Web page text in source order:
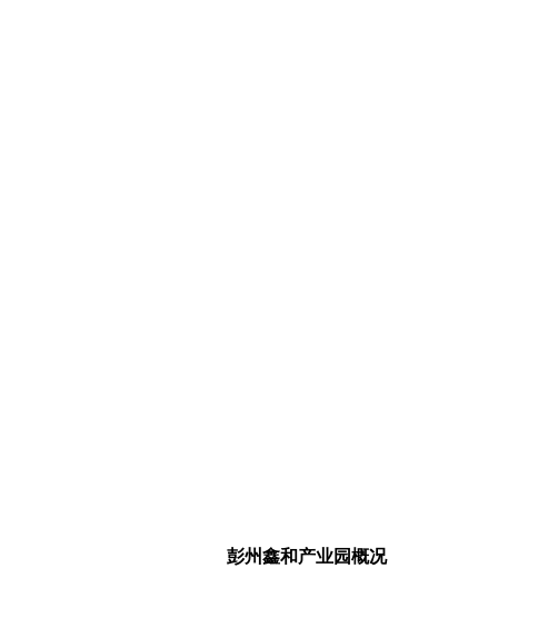
彭州鑫和产业园概况